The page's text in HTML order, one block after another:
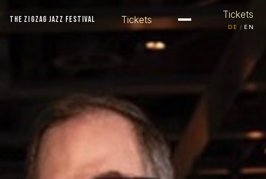
THE ZIGZAG JAZZ FESTIVAL Tickets Tickets
DE / EN